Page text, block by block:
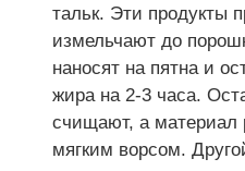
тальк. Эти продукты
измельчают до
наносят на пятна и
жира на 2-3 часа.
счищают, а материал
мягким ворсом.